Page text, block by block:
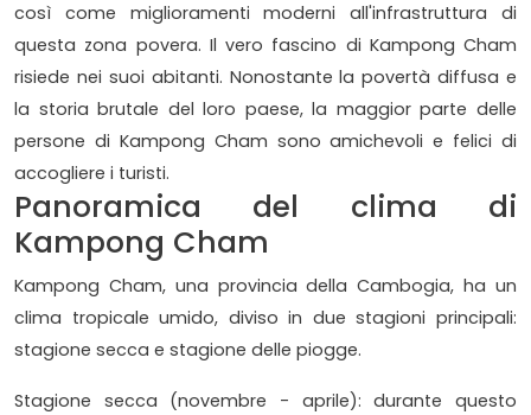
così come miglioramenti moderni all'infrastruttura di
questa zona povera. Il vero fascino di Kampong Cham
risiede nei suoi abitanti. Nonostante la povertà diffusa e
la storia brutale del loro paese, la maggior parte delle
persone di Kampong Cham sono amichevoli e felici di
accogliere i turisti.
Panoramica del clima di
Kampong Cham
Kampong Cham, una provincia della Cambogia, ha un
clima tropicale umido, diviso in due stagioni principali:
stagione secca e stagione delle piogge.
Stagione secca (novembre - aprile): durante questo